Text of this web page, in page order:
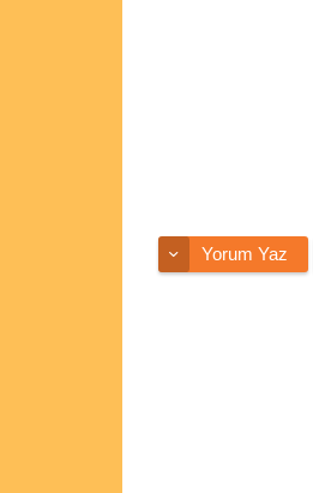
Yorum Yaz